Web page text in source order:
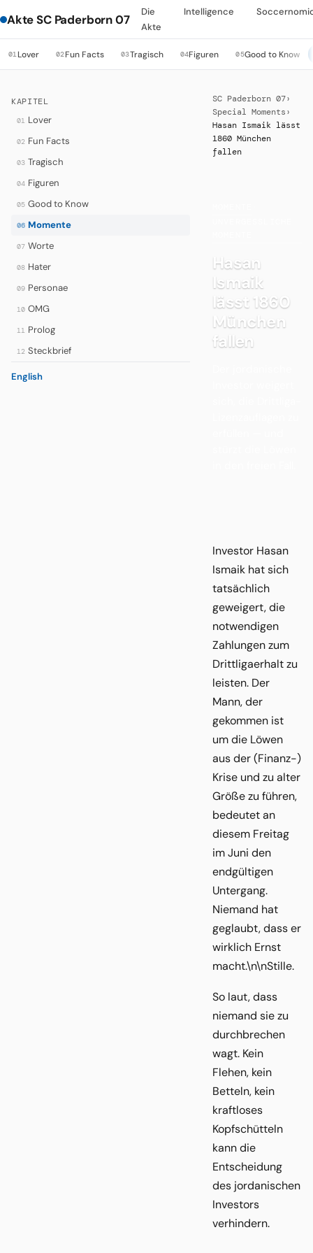
Akte SC Paderborn 07
Die
Akte
Intelligence
01Lover 02Fun Facts 03Tragisch 04Figuren 05Good to Know
KAPITEL
01 Lover
02 Fun Facts
03 Tragisch
04 Figuren
05 Good to Know
06 Momente
07 Worte
08 Hater
09 Personae
10 OMG
11 Prolog
12 Steckbrief
English
SC Paderborn 07›
Special Moments ›
Hasan Ismaik lässt
1860 München
fallen
Hasan
Ismaik
lässt 1860
München
fallen
Investor Hasan
Ismaik hat sich
tatsächlich
geweigert, die
notwendigen
Zahlungen zum
Drittligaerhalt zu
leisten. Der
Mann, der
gekommen ist
um die Löwen
aus der (Finanz-)
Krise und zu alter
Größe zu führen,
bedeutet an
diesem Freitag
im Juni den
endgültigen
Untergang.
Niemand hat
geglaubt, dass er
wirklich Ernst
macht.\n\nStille.
So laut, dass
niemand sie zu
durchbrechen
wagt. Kein
Flehen, kein
Betteln, kein
kraftloses
Kopfschütteln
kann die
Entscheidung
des jordanischen
Investors
verhindern.